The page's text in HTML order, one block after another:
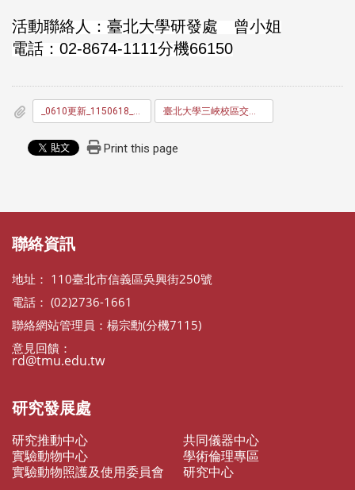
活動聯絡人： 臺北大學研發處 曾小姐
電話：02-8674-1111分機66150
臺北大學三峽校區交通路線.pdf
Print this page
聯絡資訊
地址： 110臺北市信義區吳興街250號
電話： (02)2736-1661
聯絡網站管理員：楊宗勳(分機7115)
意見回饋：
rd@tmu.edu.tw
研究發展處
研究推動中心
共同儀器中心
實驗動物中心
學術倫理專區
實驗動物照護及使用委員會
研究中心